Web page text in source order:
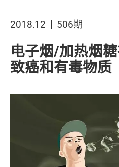
2018.12 506期
电子烟/加热烟
致癌和有毒物质